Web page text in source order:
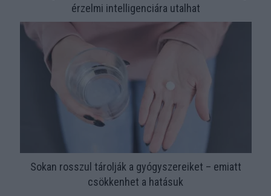
érzelmi intelligenciára utalhat
Sokan rosszul tárolják a gyógyszereiket – emiatt
csökkenhet a hatásuk